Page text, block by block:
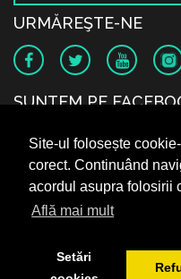
Site-ul folosește
corect. Continuând
acordul asupra folosirii
Află mai mult
Setări
URMĂREŞTE-NE
SUNTEM PE